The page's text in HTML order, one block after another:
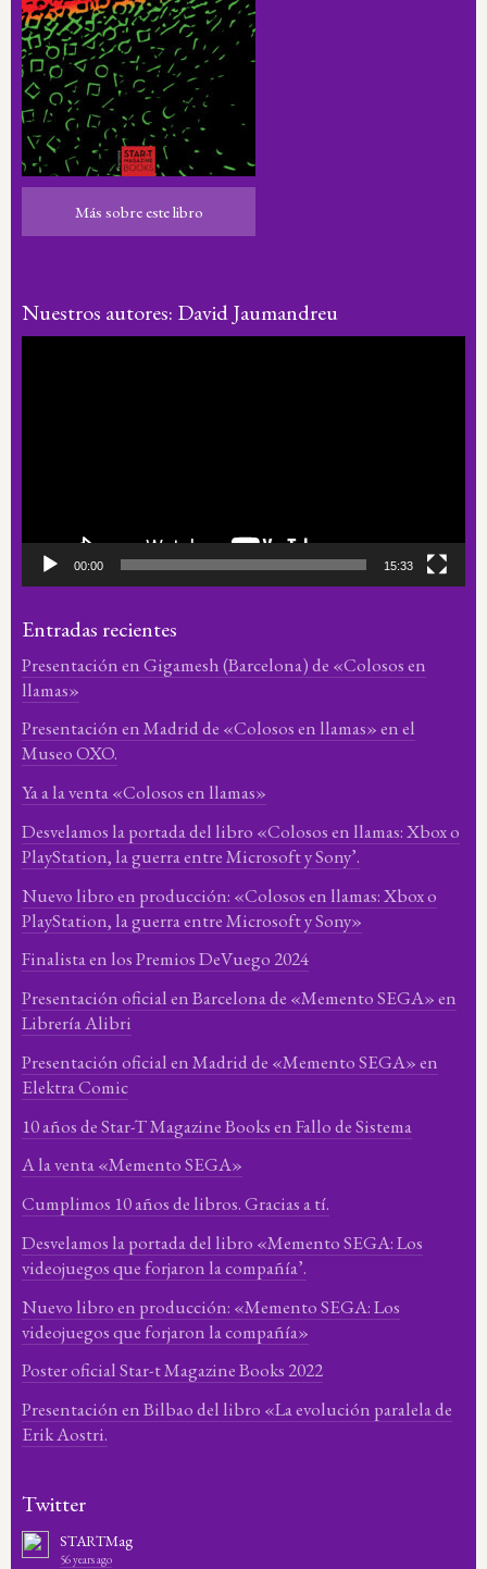
Más sobre este libro
Nuestros autores: David Jaumandreu
00:00 15:33
Entradas recientes
Presentación en Gigamesh (Barcelona) de «Colosos en
llamas»
Presentación en Madrid de «Colosos en llamas» en el
Museo OXO.
Ya a la venta «Colosos en llamas»
Desvelamos la portada del libro «Colosos en llamas: Xbox o
PlayStation, la guerra entre Microsoft y Sony’.
Nuevo libro en producción: «Colosos en llamas: Xbox o
PlayStation, la guerra entre Microsoft y Sony»
Finalista en los Premios DeVuego 2024
Presentación oficial en Barcelona de «Memento SEGA» en
Librería Alibri
Presentación oficial en Madrid de «Memento SEGA» en
Elektra Comic
10 años de Star-T Magazine Books en Fallo de Sistema
A la venta «Memento SEGA»
Cumplimos 10 años de libros. Gracias a tí.
Desvelamos la portada del libro «Memento SEGA: Los
videojuegos que forjaron la compañía’.
Nuevo libro en producción: «Memento SEGA: Los
videojuegos que forjaron la compañía»
Poster oficial Star-t Magazine Books 2022
Presentación en Bilbao del libro «La evolución paralela de
Erik Aostri.
Twitter
STARTMag
56 years ago